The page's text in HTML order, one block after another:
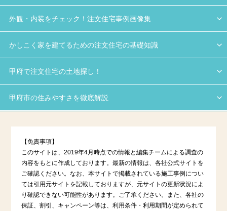
外観・内装をチェック！注文住宅事例画像集
かしこく家を建てるための注文住宅の基礎知識
甲府で注文住宅の土地探し！
甲府市の住みやすさを徹底解説
【免責事項】
このサイトは、2019年4月時点での情報と編集チームによる調査の
内容をもとに作成しております。最新の情報は、各社公式サイトを
ご確認ください。なお、本サイトで掲載されている施工事例につい
ては引用元サイトを記載しておりますが、元サイトの更新状況によ
り確認できない可能性があります。ご了承ください。また、各社の
保証、割引、キャンペーン等は、利用条件・利用期間が定められて